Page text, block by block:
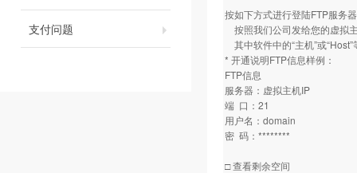
支付问题
按如下方式进行登陆FTP服务
按照我们公司发给您的虚拟
其中软件中的“主机”或
* 开通说明FTP信息样例：
FTP信息
服务器：虚拟主机IP
端 口：21
用户名：domain
密 码：********
□ 查看剩余空间